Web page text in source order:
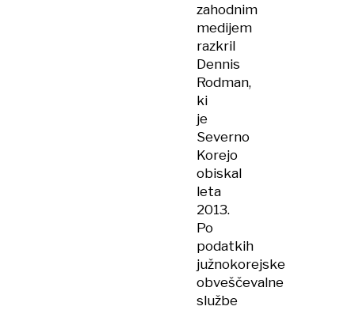
zahodnim
medijem
razkril
Dennis
Rodman,
ki
je
Severno
Korejo
obiskal
leta
2013.
Po
podatkih
južnokorejske
obveščevalne
službe